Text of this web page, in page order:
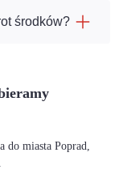
środków?
do miasta Poprad,